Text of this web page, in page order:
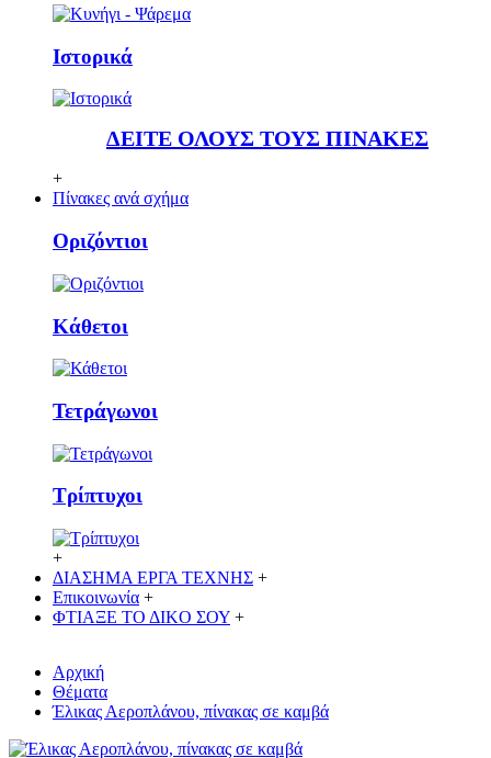
Ιστορικά
ΔΕΙΤΕ ΟΛΟΥΣ ΤΟΥΣ ΠΙΝΑΚΕΣ
+
Πίνακες ανά σχήμα
Οριζόντιοι
Κάθετoι
Τετράγωνοι
Τρίπτυχοι
+
ΔΙΑΣΗΜΑ ΕΡΓΑ ΤΕΧΝΗΣ +
Επικοινωνία +
ΦΤΙΑΞΕ ΤΟ ΔΙΚO ΣΟΥ +
Αρχική
Θέματα
Έλικας Αεροπλάνου, πίνακας σε καμβά